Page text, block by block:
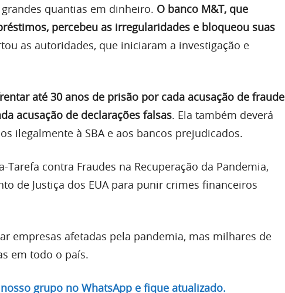
quantias em dinheiro. O banco M&T, que
percebeu as irregularidades e bloqueou suas
as autoridades, que iniciaram a investigação e
até 30 anos de prisão por cada acusação de fraude
acusação de declarações falsas. Ela também deverá
ilegalmente à SBA e aos bancos prejudicados.
Tarefa contra Fraudes na Recuperação da Pandemia,
de Justiça dos EUA para punir crimes financeiros
empresas afetadas pela pandemia, mas milhares de
em todo o país.
grupo no WhatsApp e fique atualizado.